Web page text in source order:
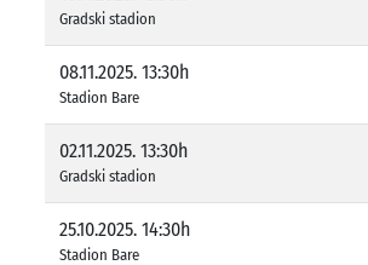
Gradski stadion
08.11.2025. 13:30h
Stadion Bare
02.11.2025. 13:30h
Gradski stadion
25.10.2025. 14:30h
Stadion Bare